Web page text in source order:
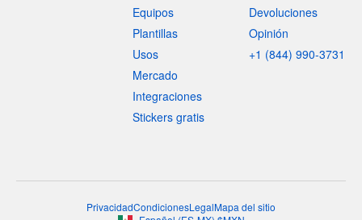
Equipos
Plantillas
Usos
Mercado
Integraciones
Stickers gratis
Devoluciones
Opinión
+1 (844) 990-3731
PrivacidadCondicionesLegalMapa del sitio